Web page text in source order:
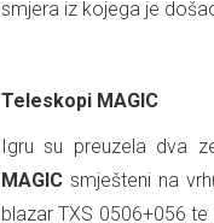
smjera iz kojega je
Teleskopi MAGIC
Igru su preuzela dva
MAGIC smješteni na
blazar TXS 0506+056